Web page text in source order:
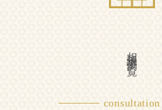
相談事例一覧
consultation